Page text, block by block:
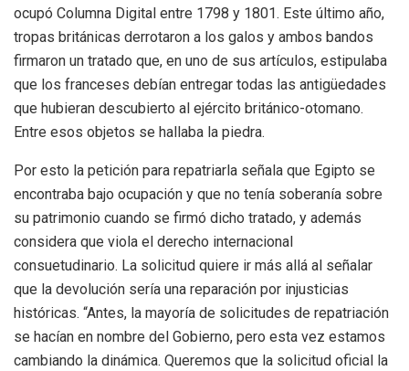
ocupó Columna Digital entre 1798 y 1801. Este último año,
tropas británicas derrotaron a los galos y ambos bandos
firmaron un tratado que, en uno de sus artículos, estipulaba
que los franceses debían entregar todas las antigüedades
que hubieran descubierto al ejército británico-otomano.
Entre esos objetos se hallaba la piedra.
Por esto la petición para repatriarla señala que Egipto se
encontraba bajo ocupación y que no tenía soberanía sobre
su patrimonio cuando se firmó dicho tratado, y además
considera que viola el derecho internacional
consuetudinario. La solicitud quiere ir más allá al señalar
que la devolución sería una reparación por injusticias
históricas. “Antes, la mayoría de solicitudes de repatriación
se hacían en nombre del Gobierno, pero esta vez estamos
cambiando la dinámica. Queremos que la solicitud oficial la